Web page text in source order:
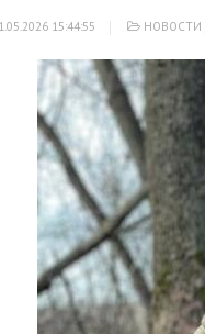
15:44:55 НОВОСТИ